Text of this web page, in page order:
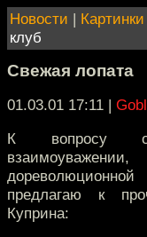
Новости | Картинки
клуб
Свежая лопата
01.03.01 17:11 |
К вопросу о
предлагаю к
Куприна: